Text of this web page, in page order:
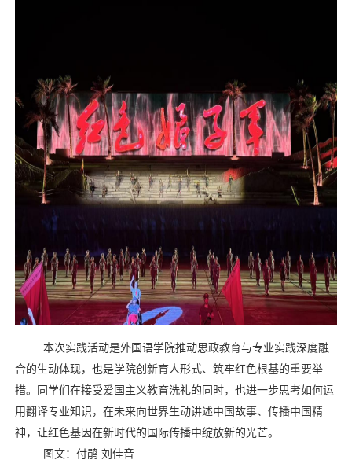
本次实践活动是外国语学院推动思政教育与专业实践深度融
合的生动体现，也是学院创新育人形式、筑牢红色根基的重要举
措。同学们在接受爱国主义教育洗礼的同时，也进一步思考如何运
用翻译专业知识，在未来向世界生动讲述中国故事、传播中国精
神，让红色基因在新时代的国际传播中绽放新的光芒。
图文：付鹃 刘佳音